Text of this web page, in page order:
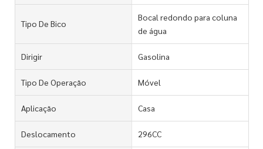
Tipo De Bico
Bocal redondo para coluna
de água
Dirigir Gasolina
Tipo De Operação Móvel
Aplicação Casa
Deslocamento 296CC